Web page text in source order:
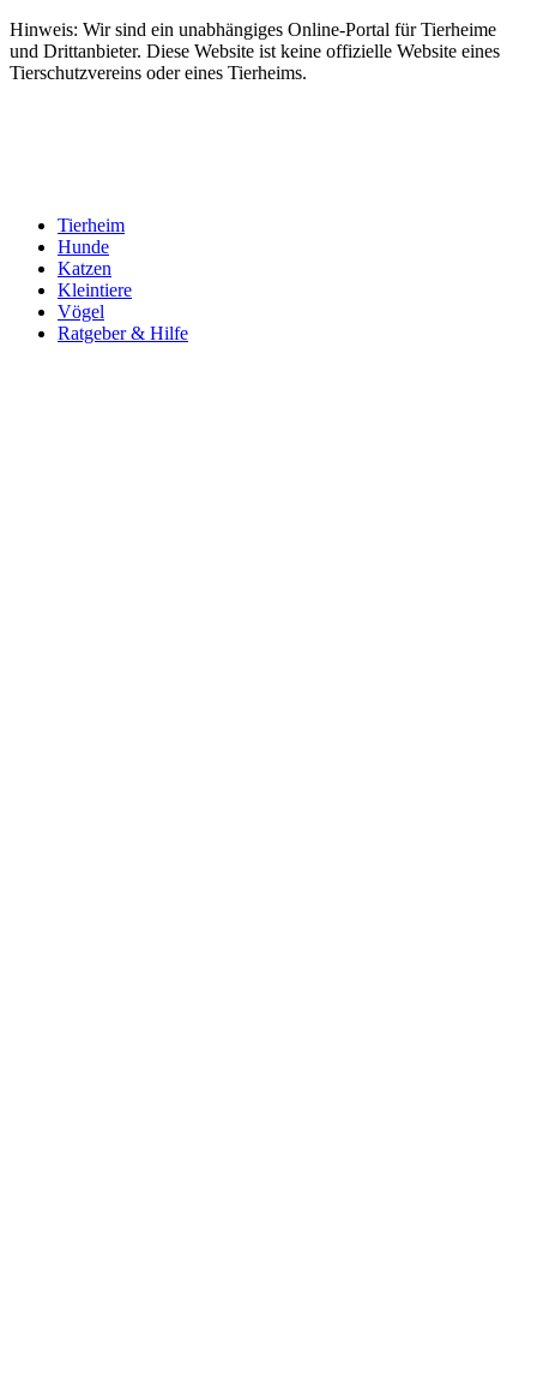
Hinweis: Wir sind ein unabhängiges Online-Portal für Tierheime
und Drittanbieter. Diese Website ist keine offizielle Website eines
Tierschutzvereins oder eines Tierheims.
Tierheim
Hunde
Katzen
Kleintiere
Vögel
Ratgeber & Hilfe